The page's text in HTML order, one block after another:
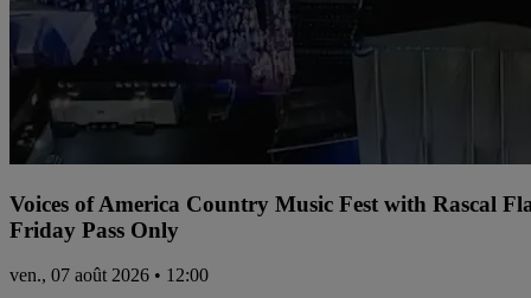
Voices of America Country Music Fest with Rascal
Friday Pass Only
ven., 07 août 2026 • 12:00